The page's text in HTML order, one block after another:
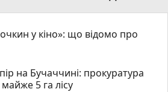
у кіно»: що відомо про
на Бучаччині: прокуратура
5 га лісу